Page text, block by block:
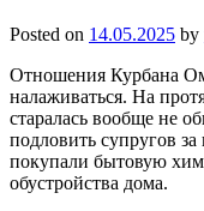
Posted on 14.05.2025 by
Отношения Курбана
налаживаться. На
старалась вообще не
подловить супругов
покупали бытовую
обустройства дома.